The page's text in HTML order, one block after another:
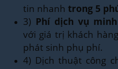
tin nhanh trong 5
3) Phí dịch vụ
với giá trị khách
phát sinh phụ phí.
4) Dịch thuật công